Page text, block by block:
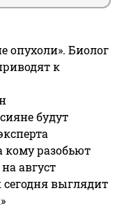
опухоли». Биолог
к
будут
кому разобьют
август
сегодня выглядит